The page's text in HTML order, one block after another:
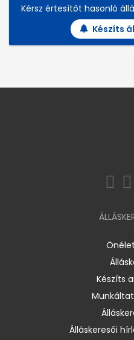
Kérsz értesítőt hasonló
Készíts
Készíts
Álláskeresői